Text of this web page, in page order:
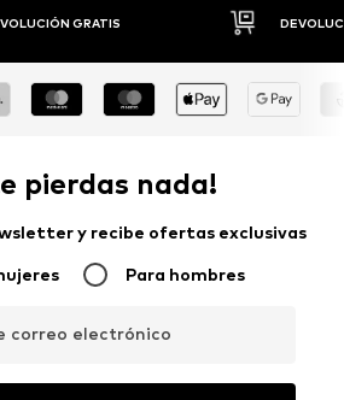
GRATIS
pierdas nada!
y recibe ofertas exclusivas
Para hombres
correo electrónico